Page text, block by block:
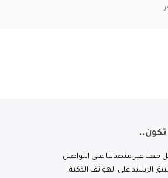
معنا عبر منصاتنا على التواصل
الرشيد على الهواتف الذكية.